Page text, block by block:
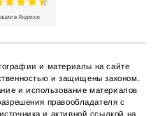
и материалы на сайте
и защищены законом.
и использование материалов
правообладателя с
и активной ссылкой на